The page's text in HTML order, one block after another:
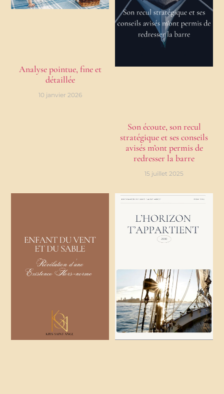
Analyse pointue, fine et
détaillée
10 janvier 2026
Son écoute, son recul
stratégique et ses conseils
avisés m’ont permis de
redresser la barre
15 juillet 2025